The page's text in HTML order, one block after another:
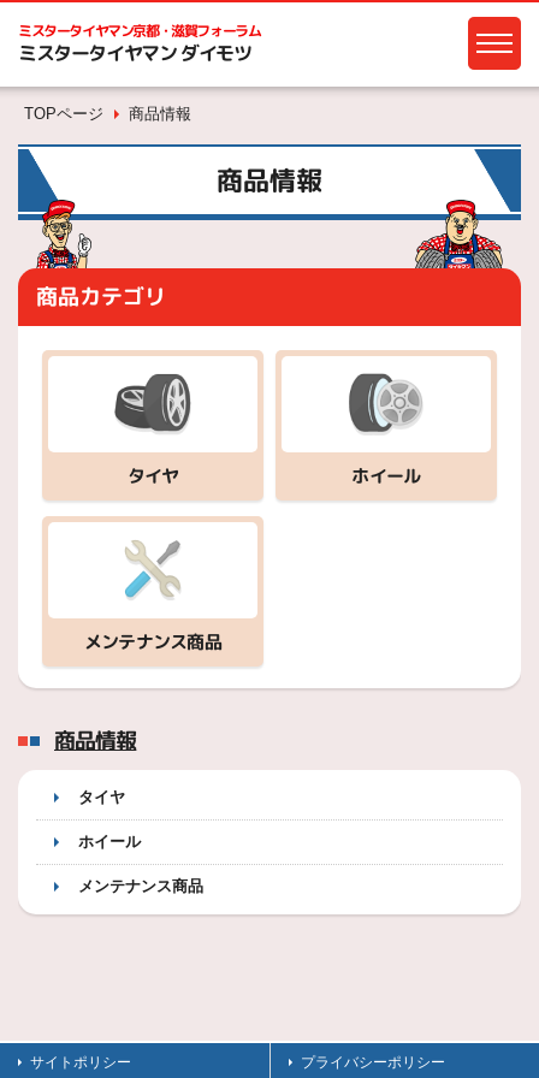
ミスタータイヤマン京都・滋賀フォーラム
ミスタータイヤマン ダイモツ
TOPページ 商品情報
商品情報
商品カテゴリ
タイヤ ホイール
メンテナンス商品
商品情報
タイヤ
ホイール
メンテナンス商品
サイトポリシー プライバシーポリシー